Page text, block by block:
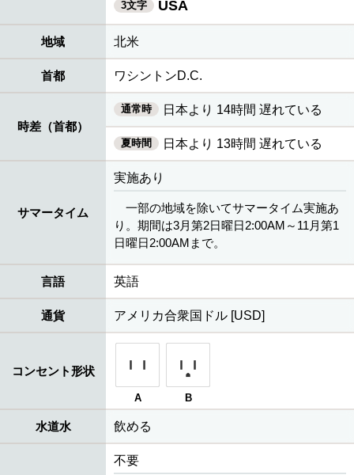
3文字 USA
地域 北米
首都 ワシントンD.C.
時差（首都）
通常時 日本より 14時間 遅れている
夏時間 日本より 13時間 遅れている
サマータイム
実施あり
一部の地域を除いてサマータイム実施あ
り。期間は3月第2日曜日2:00AM～11月第1
日曜日2:00AMまで。
言語 英語
通貨 アメリカ合衆国ドル [USD]
コンセント形状
A B
水道水 飲める
不要